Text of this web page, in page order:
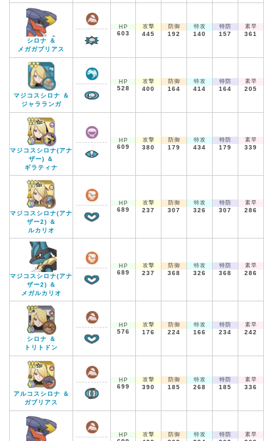
シロナ ＆
メガガブリアス
HP
603
攻撃
445
防御
192
特攻
140
特防
157
素早
361
マジコスシロナ ＆
ジャラランガ
HP
528
攻撃
400
防御
164
特攻
414
特防
164
素早
205
マジコスシロナ(アナ
ザー) ＆
ギラティナ
HP
609
攻撃
380
防御
179
特攻
434
特防
179
素早
339
マジコスシロナ(アナ
ザー2) ＆
ルカリオ
HP
689
攻撃
237
防御
307
特攻
326
特防
307
素早
286
マジコスシロナ(アナ
ザー2) ＆
メガルカリオ
HP
689
攻撃
237
防御
368
特攻
326
特防
368
素早
286
シロナ ＆
トリトドン
HP
576
攻撃
176
防御
224
特攻
166
特防
234
素早
242
アルコスシロナ ＆
ガブリアス
HP
699
攻撃
390
防御
185
特攻
268
特防
185
素早
336
HP 攻撃 防御 特攻 特防 素早